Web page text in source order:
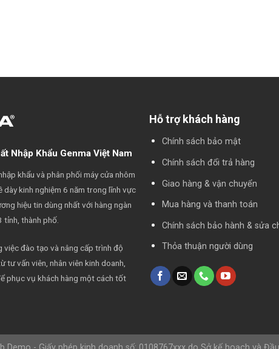
Nhập Khẩu Genma Việt Nam
khẩu và phân phối máy cửa nhôm
dày kinh nghiệm 6 năm trong lĩnh vực
hiệu tin dùng nhất với hàng ngàn
tỉnh, thành phố.
việc đào tạo và nâng cấp trình độ
tư vấn viên, nhân viên kinh doanh,
phục vụ khách hàng một cách tốt
Hỗ trợ khách hàng
Chính sách bảo mật
Chính sách đổi trả hàng
Giao hàng & vận chuyển
Mua hàng và thanh toán
Chính sách bảo hành & sửa
Thỏa thuận người dùng